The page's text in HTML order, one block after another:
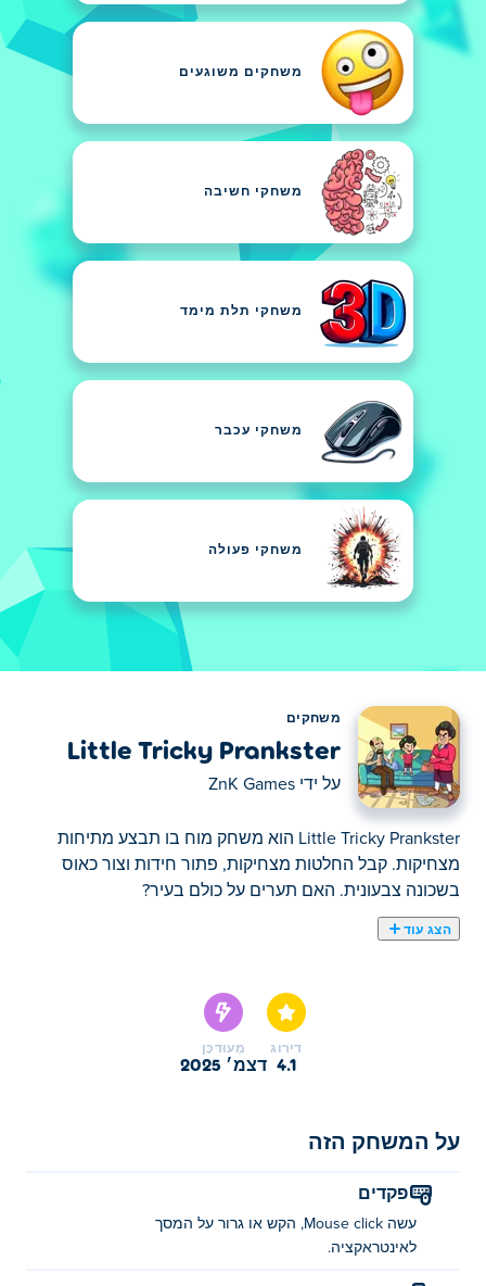
משחקים משוגעים
משחקי חשיבה
משחקי תלת מימד
משחקי עכבר
משחקי פעולה
משחקים
Little Tricky Prankster
על ידי ZnK Games
Little Tricky Prankster הוא משחק מוח בו תבצע מתיחות
מצחיקות. קבל החלטות מצחיקות, פתור חידות וצור כאוס
בשכונה צבעונית. האם תערים על כולם בעיר?
הצג עוד
Teacher והפכו את כל העיר למגרש המשחקים שלכם. התכוננו
במשחק המתיחות הזה להיסחף במערבולת של בדיחות ותוהו
איך לשחק את הקונדסאי הקטן והטריקי?
לחץ, הקש או גרור על המסך כדי לקיים אינטראקציה.
מי יצר את הקונדסאי הקטן והטריקי?
דירוג
4.1
מְעוּדכָּן
דצמ׳ 2025
על המשחק הזה
פקדים
עשה Mouse click, הקש או גרור על המסך
לאינטראקציה.